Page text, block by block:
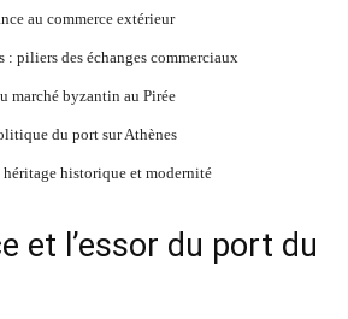
au commerce extérieur
: piliers des échanges commerciaux
marché byzantin au Pirée
du port sur Athènes
historique et modernité
et l’essor du port du